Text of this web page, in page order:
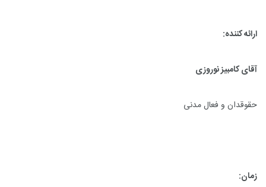
ارائه کننده:
آقای کامبیز نوروزی
حقوقدان و فعال مدنی
زمان: